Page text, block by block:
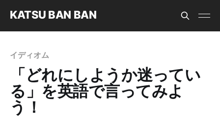
KATSU BAN BAN
イディオム
「どれにしようか迷ってい
る」を英語で言ってみよ
う！